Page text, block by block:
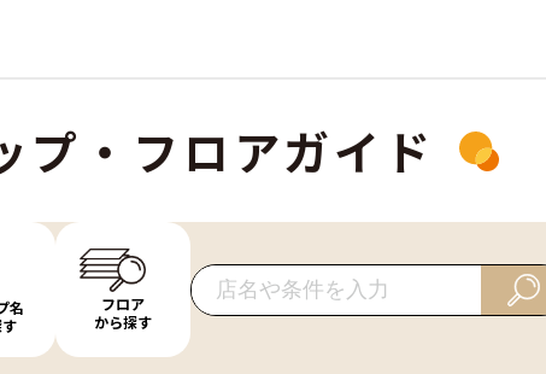
プ・フロアガイド
名
フロア
から探す